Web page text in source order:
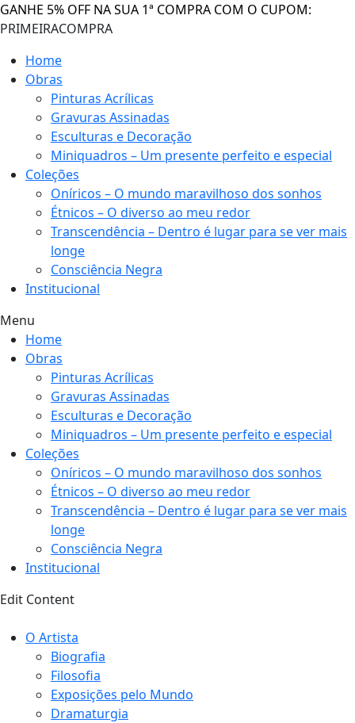
GANHE 5% OFF NA SUA 1ª COMPRA COM O CUPOM:
PRIMEIRACOMPRA
Home
Obras
Pinturas Acrílicas
Gravuras Assinadas
Esculturas e Decoração
Miniquadros – Um presente perfeito e especial
Coleções
Oníricos – O mundo maravilhoso dos sonhos
Étnicos – O diverso ao meu redor
Transcendência – Dentro é lugar para se ver mais
longe
Consciência Negra
Institucional
Menu
Home
Obras
Pinturas Acrílicas
Gravuras Assinadas
Esculturas e Decoração
Miniquadros – Um presente perfeito e especial
Coleções
Oníricos – O mundo maravilhoso dos sonhos
Étnicos – O diverso ao meu redor
Transcendência – Dentro é lugar para se ver mais
longe
Consciência Negra
Institucional
Edit Content
O Artista
Biografia
Filosofia
Exposições pelo Mundo
Dramaturgia